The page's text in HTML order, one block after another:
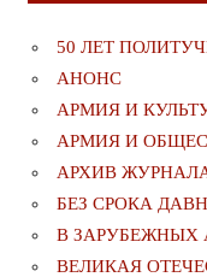
50 ЛЕТ
АНОНС
АРМИЯ И
АРМИЯ И
АРХИВ
БЕЗ СРОКА
В ЗАРУБЕЖНЫХ
ВЕЛИКАЯ